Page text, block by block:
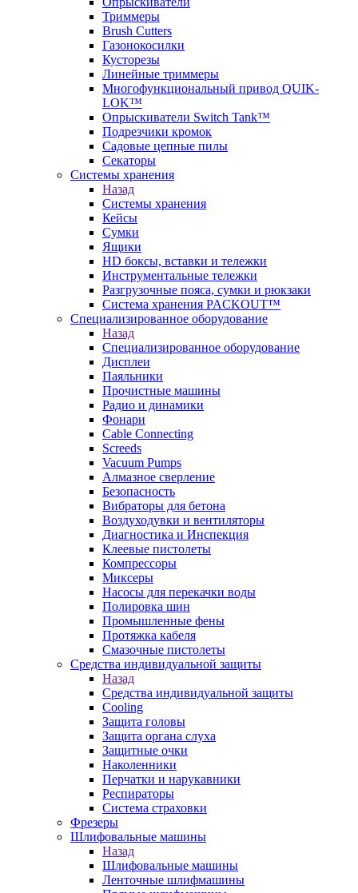
Триммеры
Brush Cutters
Газонокосилки
Кусторезы
Линейные триммеры
Многофункциональный привод QUIK-
LOK™
Опрыскиватели Switch Tank™
Подрезчики кромок
Садовые цепные пилы
Секаторы
Системы хранения
Назад
Системы хранения
Кейсы
Сумки
Ящики
HD боксы, вставки и тележки
Инструментальные тележки
Разгрузочные пояса, сумки и рюкзаки
Система хранения PACKOUT™
Специализированное оборудование
Назад
Специализированное оборудование
Дисплеи
Паяльники
Прочистные машины
Радио и динамики
Фонари
Cable Connecting
Screeds
Vacuum Pumps
Алмазное сверление
Безопасность
Вибраторы для бетона
Воздуходувки и вентиляторы
Диагностика и Инспекция
Клеевые пистолеты
Компрессоры
Миксеры
Насосы для перекачки воды
Полировка шин
Промышленные фены
Протяжка кабеля
Смазочные пистолеты
Средства индивидуальной защиты
Назад
Средства индивидуальной защиты
Cooling
Защита головы
Защита органа слуха
Защитные очки
Наколенники
Перчатки и нарукавники
Респираторы
Система страховки
Фрезеры
Шлифовальные машины
Назад
Шлифовальные машины
Ленточные шлифмашины